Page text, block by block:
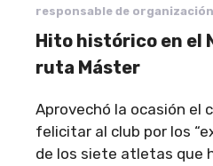
responsable de organización
Hito histórico en el
ruta Máster
Aprovechó la ocasión el
felicitar al club por los
de los siete atletas que